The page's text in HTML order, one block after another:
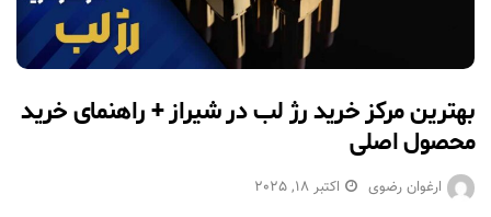
بهترین مرکز خرید رژ لب در شیراز + راهنمای خرید
محصول اصلی
ارغوان رضوی اکتبر 18, 2025